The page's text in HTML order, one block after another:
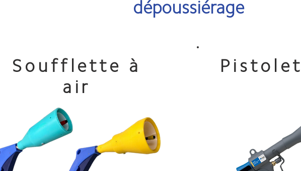
dépoussiérage
Soufflette à
air